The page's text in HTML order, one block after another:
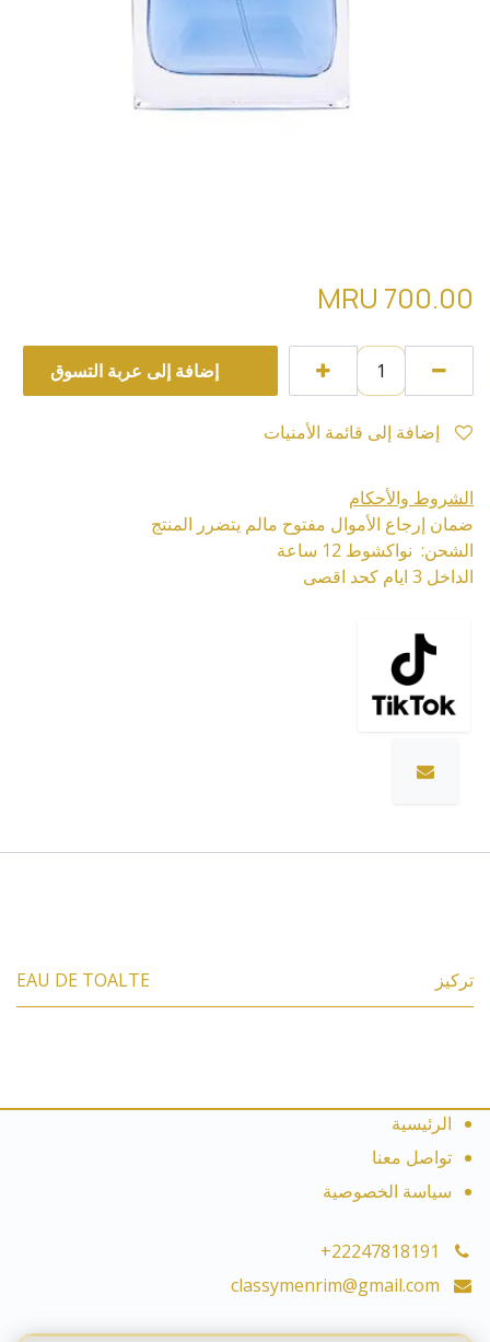
700.00
إضافة إلى عربة التسوق
الشروط والأحكام
ضمان إرجاع الأموال مفتوح مالم يتضرر المنتج
الشحن: نواكشوط 12 ساعة
الداخل 3 ايام كحد اقصى
تركيز EAU DE TOALTE
الرئيسية
تواصل معنا
سياسة الخصوصية
+22247818191
classymenrim@gmail.com